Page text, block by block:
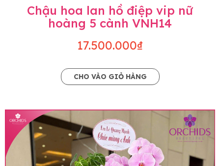
Chậu hoa lan hồ điệp vip nữ
hoàng 5 cành VNH14
17.500.000₫
CHO VÀO GIỎ HÀNG